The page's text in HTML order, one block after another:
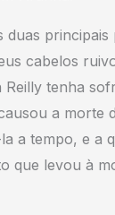
cabelos
tenha
a morte
a tempo, e a
levou à